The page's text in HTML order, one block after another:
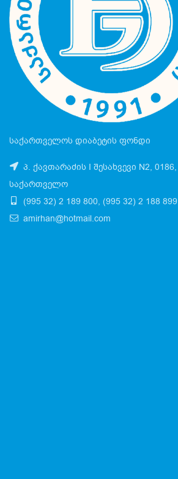
საქართველოს დიაბეტის ფონდი
პ. ქავთარაძის I შესახვევი N2,
საქართველო
(995 32) 2 189 800, (995 32) 2 188 899
amirhan@hotmail.com